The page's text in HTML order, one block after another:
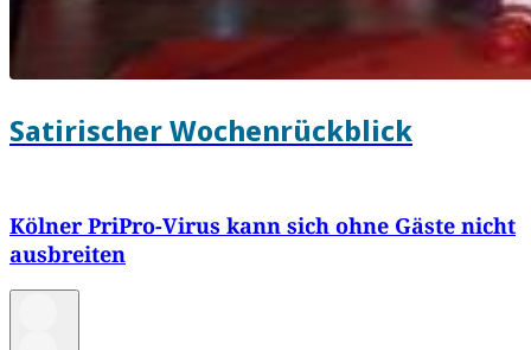
Satirischer Wochenrückblick
Kölner PriPro-Virus kann sich ohne Gäste nicht
ausbreiten